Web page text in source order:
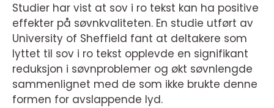
Studier har vist at sov i ro tekst kan ha positive
effekter på søvnkvaliteten. En studie utført av
University of Sheffield fant at deltakere som
lyttet til sov i ro tekst opplevde en signifikant
reduksjon i søvnproblemer og økt søvnlengde
sammenlignet med de som ikke brukte denne
formen for avslappende lyd.